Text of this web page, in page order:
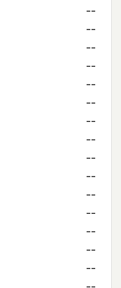
--
--
--
--
--
--
--
--
--
--
--
--
--
--
--